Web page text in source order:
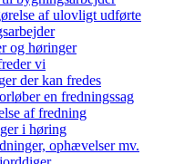
af ulovligt udførte
og høringer
vi
der kan fredes
en fredningssag
af fredning
i høring
ophævelser mv.